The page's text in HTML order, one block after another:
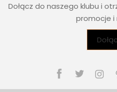
Dołącz do naszego klubu i
promocje i